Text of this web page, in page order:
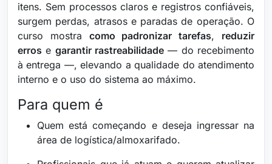
itens. Sem processos claros e registros confiáveis,
surgem perdas, atrasos e paradas de operação. O
curso mostra como padronizar tarefas, reduzir
erros e garantir rastreabilidade — do recebimento
à entrega —, elevando a qualidade do atendimento
interno e o uso do sistema ao máximo.
Para quem é
Quem está começando e deseja ingressar na
área de logística/almoxarifado.